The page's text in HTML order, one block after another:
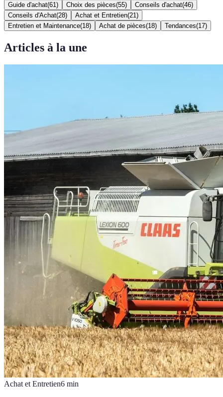
Guide d'achat(61 ) Choix des pièces(55) Conseils d'achat(46)
Conseils d'Achat(28) Achat et Entretien(21 )
Entretien et Maintenance(18) Achat de pièces(18) Tendances(17)
Articles à la une
Achat et Entretien6 min